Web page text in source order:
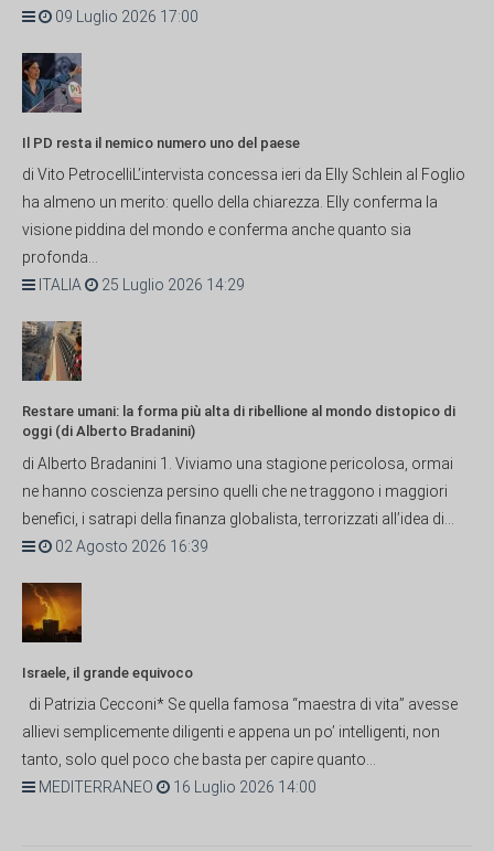
09 Luglio 2026 17:00
Il PD resta il nemico numero uno del paese
di Vito PetrocelliL’intervista concessa ieri da Elly Schlein al Foglio
ha almeno un merito: quello della chiarezza. Elly conferma la
visione piddina del mondo e conferma anche quanto sia
profonda...
ITALIA
25 Luglio 2026 14:29
Restare umani: la forma più alta di ribellione al mondo distopico di
oggi (di Alberto Bradanini)
di Alberto Bradanini 1. Viviamo una stagione pericolosa, ormai
ne hanno coscienza persino quelli che ne traggono i maggiori
benefici, i satrapi della finanza globalista, terrorizzati all’idea di...
02 Agosto 2026 16:39
Israele, il grande equivoco
di Patrizia Cecconi* Se quella famosa “maestra di vita” avesse
allievi semplicemente diligenti e appena un po’ intelligenti, non
tanto, solo quel poco che basta per capire quanto...
MEDITERRANEO
16 Luglio 2026 14:00